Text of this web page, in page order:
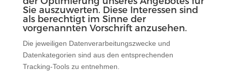
Sie auszuwerten. Diese Interessen sind
als berechtigt im Sinne der
vorgenannten Vorschrift anzusehen.
Die jeweiligen Datenverarbeitungszwecke und
Datenkategorien sind aus den entsprechenden
Tracking-Tools zu entnehmen.